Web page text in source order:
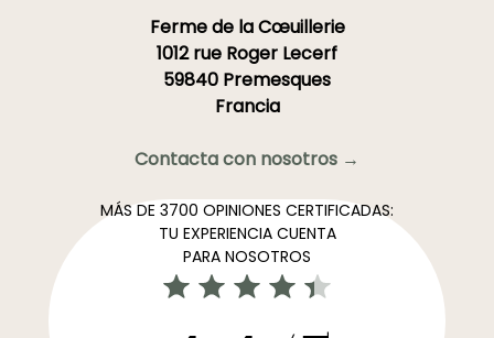
Ferme de la Cœuillerie
1012 rue Roger Lecerf
59840 Premesques
Francia
Contacta con nosotros →
MÁS DE 3700 OPINIONES CERTIFICADAS:
TU EXPERIENCIA CUENTA
PARA NOSOTROS